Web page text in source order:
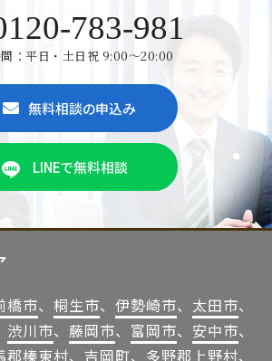
783-981
：平日・土日祝 9:00～20:00
無料相談の申込み
LINEで無料相談
橋市、 桐生市、 伊勢崎市、 太田市、
渋川市、 藤岡市、 富岡市、 安中市、
郡榛東村、吉岡町、多野郡上野村、